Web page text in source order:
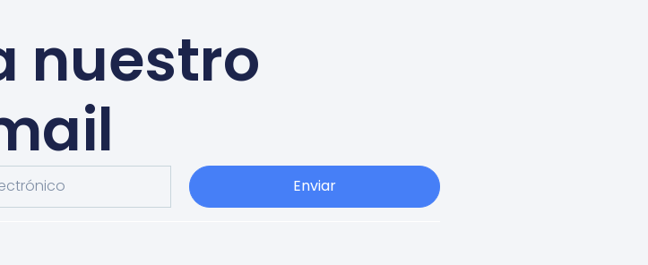
nuestro
Enviar